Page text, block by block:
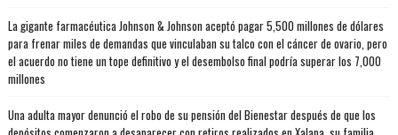
La gigante farmacéutica Johnson & Johnson aceptó pagar 5,500 millones de dólares
para frenar miles de demandas que vinculaban su talco con el cáncer de ovario, pero
el acuerdo no tiene un tope definitivo y el desembolso final podría superar los 7,000
millones
Una adulta mayor denunció el robo de su pensión del Bienestar después de que los